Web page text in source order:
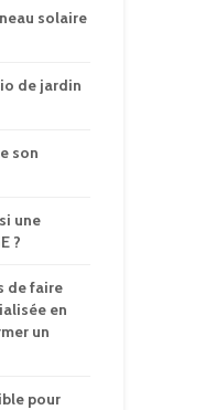
solaire
de jardin
son
une
?
de faire
en
un
pour